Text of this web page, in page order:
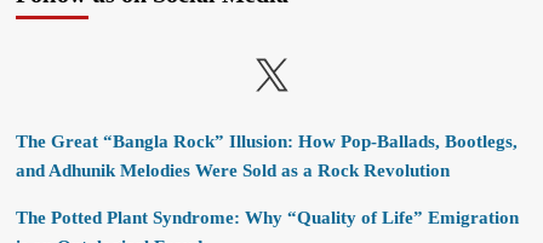
X
The Great “Bangla Rock” Illusion: How Pop-Ballads, Bootlegs,
and Adhunik Melodies Were Sold as a Rock Revolution
The Potted Plant Syndrome: Why “Quality of Life” Emigration